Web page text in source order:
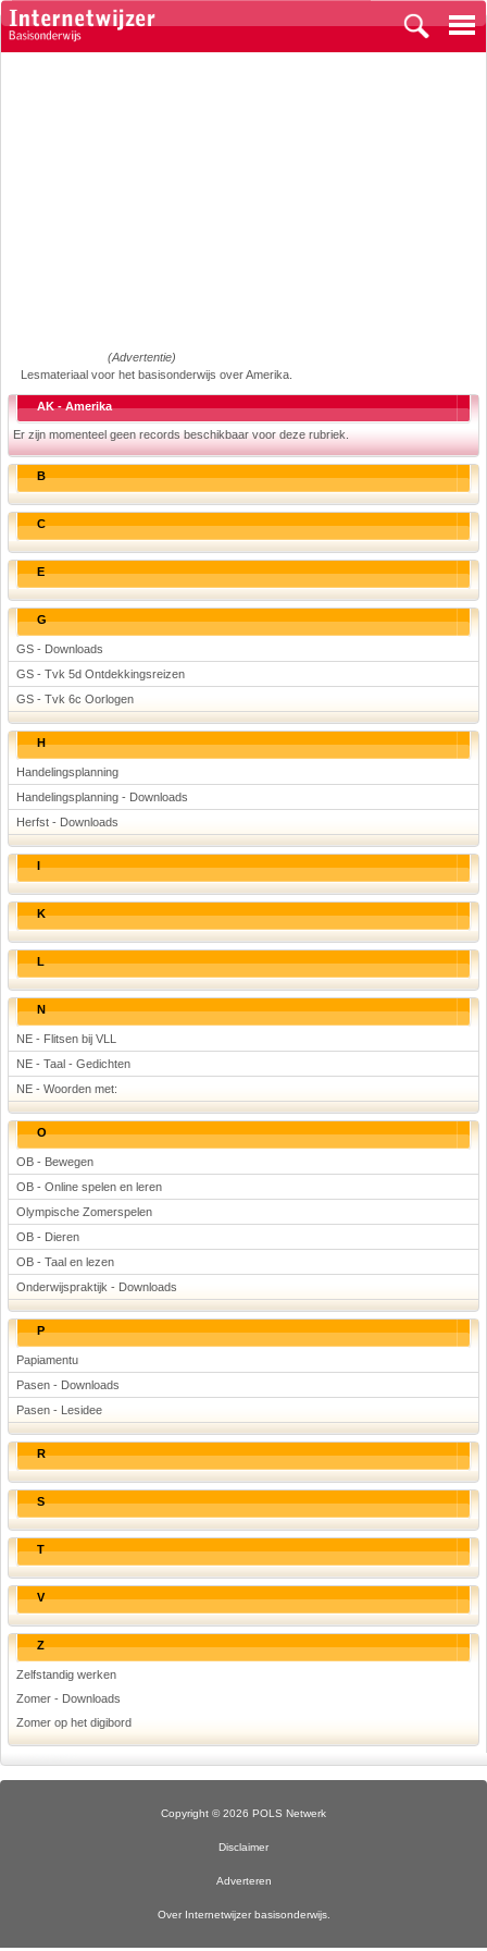
(Advertentie)
Lesmateriaal voor het basisonderwijs over Amerika.
AK - Amerika
Er zijn momenteel geen records beschikbaar voor deze rubriek.
B
C
E
G
GS - Downloads
GS - Tvk 5d Ontdekkingsreizen
GS - Tvk 6c Oorlogen
H
Handelingsplanning
Handelingsplanning - Downloads
Herfst - Downloads
I
K
L
N
NE - Flitsen bij VLL
NE - Taal - Gedichten
NE - Woorden met:
O
OB - Bewegen
OB - Online spelen en leren
Olympische Zomerspelen
OB - Dieren
OB - Taal en lezen
Onderwijspraktijk - Downloads
P
Papiamentu
Pasen - Downloads
Pasen - Lesidee
R
S
T
V
Z
Zelfstandig werken
Zomer - Downloads
Zomer op het digibord
Copyright © 2026 POLS Netwerk
Disclaimer
Adverteren
Over Internetwijzer basisonderwijs.